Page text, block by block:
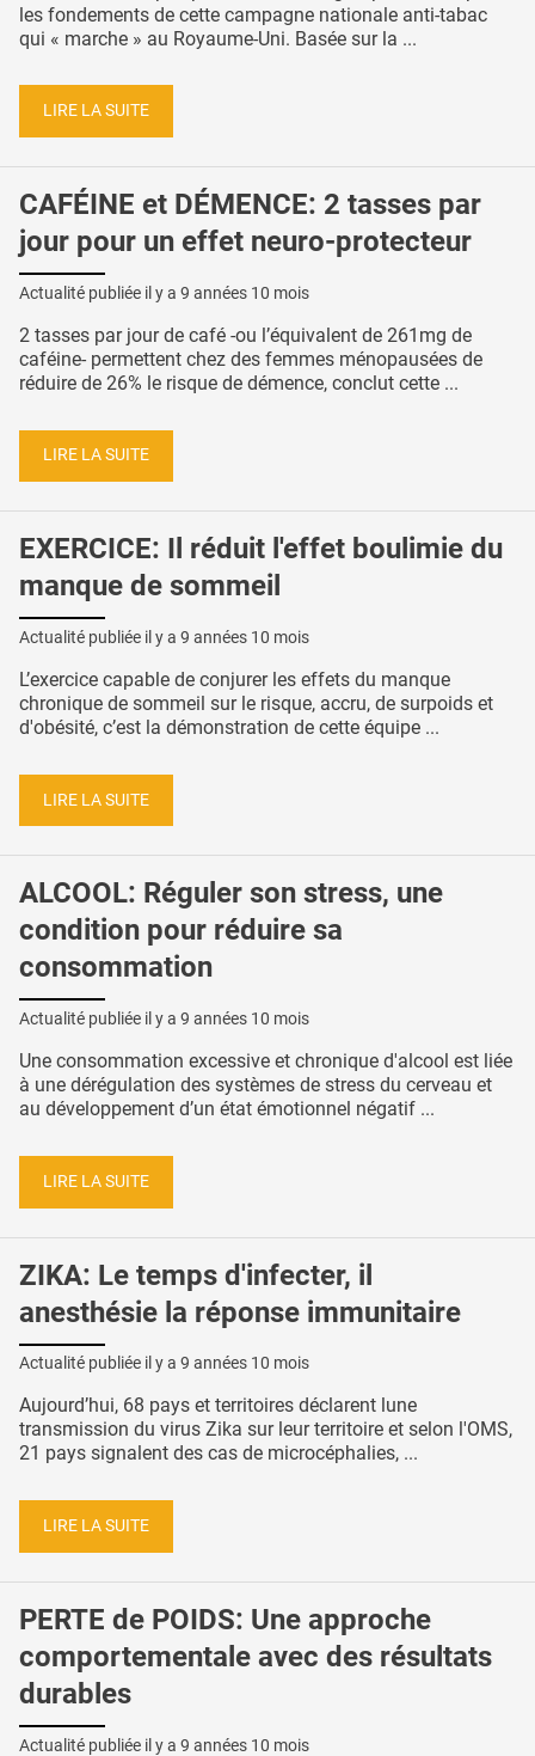
les fondements de cette campagne nationale anti-tabac
qui « marche » au Royaume-Uni. Basée sur la ...
LIRE LA SUITE
CAFÉINE et DÉMENCE: 2 tasses par
jour pour un effet neuro-protecteur
Actualité publiée il y a 9 années 10 mois
2 tasses par jour de café -ou l’équivalent de 261mg de
caféine- permettent chez des femmes ménopausées de
réduire de 26% le risque de démence, conclut cette ...
LIRE LA SUITE
EXERCICE: Il réduit l'effet boulimie du
manque de sommeil
Actualité publiée il y a 9 années 10 mois
L’exercice capable de conjurer les effets du manque
chronique de sommeil sur le risque, accru, de surpoids et
d'obésité, c’est la démonstration de cette équipe ...
LIRE LA SUITE
ALCOOL: Réguler son stress, une
condition pour réduire sa
consommation
Actualité publiée il y a 9 années 10 mois
Une consommation excessive et chronique d'alcool est liée
à une dérégulation des systèmes de stress du cerveau et
au développement d’un état émotionnel négatif ...
LIRE LA SUITE
ZIKA: Le temps d'infecter, il
anesthésie la réponse immunitaire
Actualité publiée il y a 9 années 10 mois
Aujourd’hui, 68 pays et territoires déclarent lune
transmission du virus Zika sur leur territoire et selon l'OMS,
21 pays signalent des cas de microcéphalies, ...
LIRE LA SUITE
PERTE de POIDS: Une approche
comportementale avec des résultats
durables
Actualité publiée il y a 9 années 10 mois